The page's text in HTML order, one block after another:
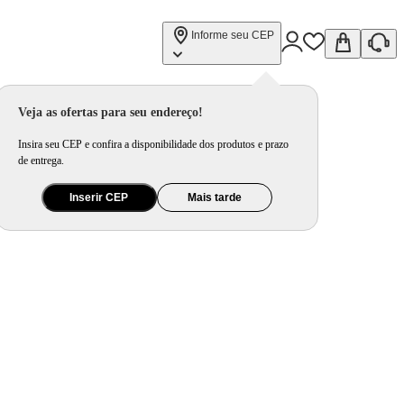
Informe seu CEP
Veja as ofertas para seu endereço!
Insira seu CEP e confira a disponibilidade dos produtos e prazo
de entrega.
Inserir CEP Mais tarde